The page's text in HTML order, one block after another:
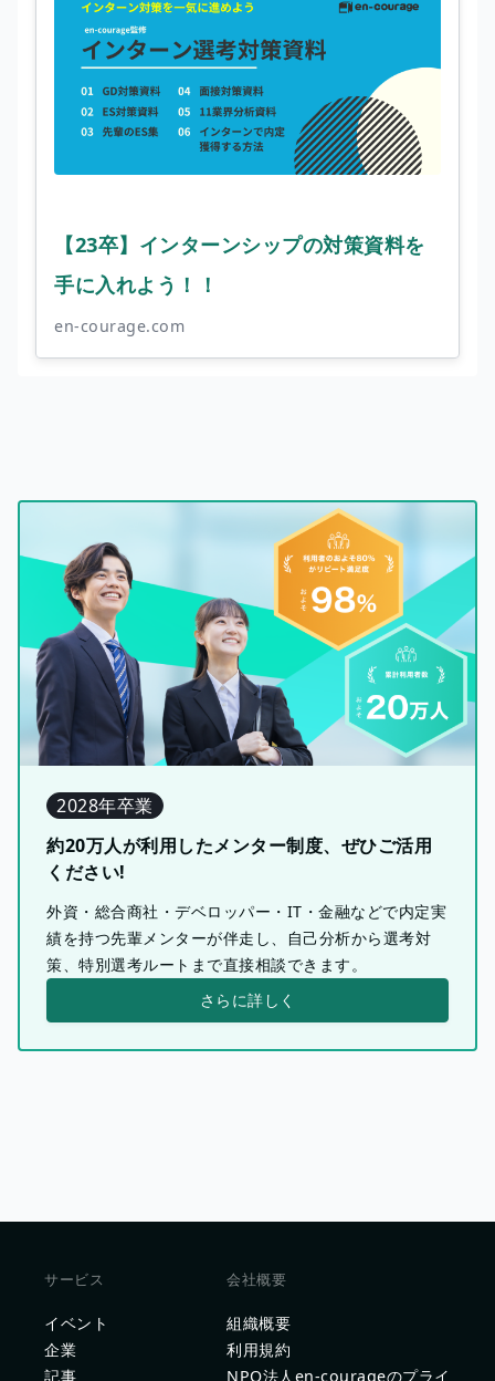
【23卒】インターンシップの対策資料を
手に入れよう！！
en-courage.com
2028年卒業
約20万人が利用したメンター制度、ぜひご活用
ください!
外資・総合商社・デベロッパー・IT・金融などで内定実
績を持つ先輩メンターが伴走し、自己分析から選考対
策、特別選考ルートまで直接相談できます。
さらに詳しく
サービス
イベント
企業
記事
会社概要
組織概要
利用規約
NPO法人en-courageのプライ